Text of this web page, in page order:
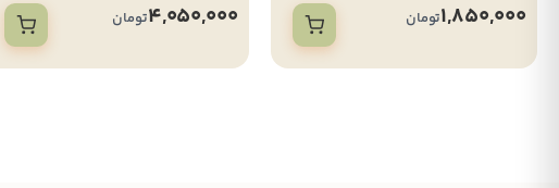
1,850,000تومان 4,050,000تومان